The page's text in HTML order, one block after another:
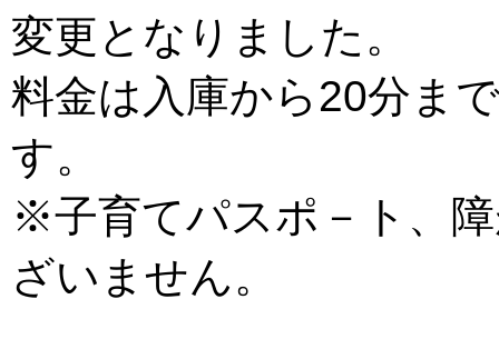
変更となりました。
料金は入庫から20分ま
す。
※子育てパスポ－ト、
ざいません。